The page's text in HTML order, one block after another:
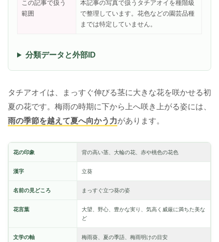
この記事で扱う
範囲
本記事の写真で扱うタチアオイを種階級
で整理しています。花色などの園芸品種
までは特定していません。
分類データと外部ID
タチアオイは、まっすぐ伸びる茎に大きな花を咲かせる初
夏の花です。梅雨の時期に下から上へ咲き上がる姿には、
雨の季節を越えて夏へ向かう力があります。
花の印象 背の高い茎、大輪の花、赤や桃色の花色
漢字 立葵
名前の見どころ まっすぐ立つ葵の姿
花言葉
大望、野心、豊かな実り、気高く威厳に満ちた美な
ど
文学の軸 梅雨葵、夏の季語、梅雨明けの目安